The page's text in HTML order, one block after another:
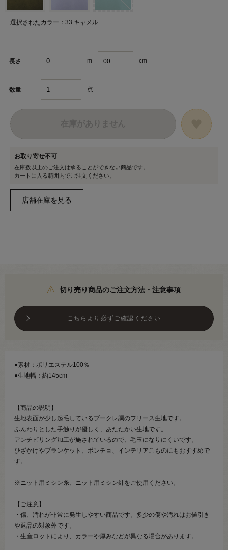
選択されたカラー：33.キャメル
長さ m cm
数量 点
お取り寄せ不可
在庫数以上のご注文は承ることができない商品です。
カートに入る範囲内でご注文ください。
切り売り商品のご注文方法・注意事項
こちらより必ずご確認ください
●素材：ポリエステル100％
●生地幅：約145cm
【商品の説明】
生地表面が少し起毛しているブークレ調のフリース生地です。
ふんわりとした手触りが優しく、あたたかい生地です。
アンチピリング加工が施されているので、毛玉になりにくいです。
ひざかけやブランケット、ポンチョ、インテリアこものにもおすすめで
す。
※ニット用ミシン糸、ニット用ミシン針をご使用ください。
【ご注意】
・傷、汚れが非常に発生しやすい商品です。多少の傷や汚れはお値引き
や返品の対象外です。
・生産ロットにより、カラーや厚みなどが異なる場合があります。